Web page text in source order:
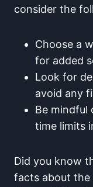
consider ⁢the
Choose a
for⁤ added
Look for
avoid any
Be mindful⁢
time limits⁤
Did you​ know
facts about the